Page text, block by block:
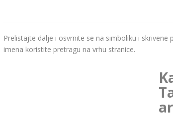
Prelistajte dalje i osvrnite se na simboliku i skrivene
imena koristite pretragu na vrhu stranice.